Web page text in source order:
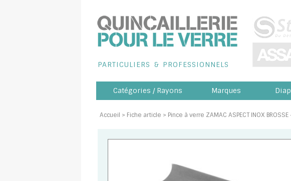
PARTICULIERS & PROFESSIONNELS
Catégories / Rayons Marques
Accueil > Fiche article > Pince à verre ZAMAC ASPECT INOX